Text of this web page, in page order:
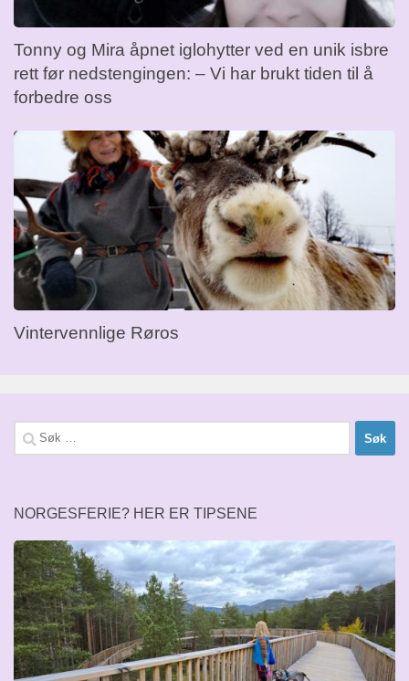
Tonny og Mira åpnet iglohytter ved en unik isbre
rett før nedstengingen: – Vi har brukt tiden til å
forbedre oss
Vintervennlige Røros
Søk
etter:
NORGESFERIE? HER ER TIPSENE